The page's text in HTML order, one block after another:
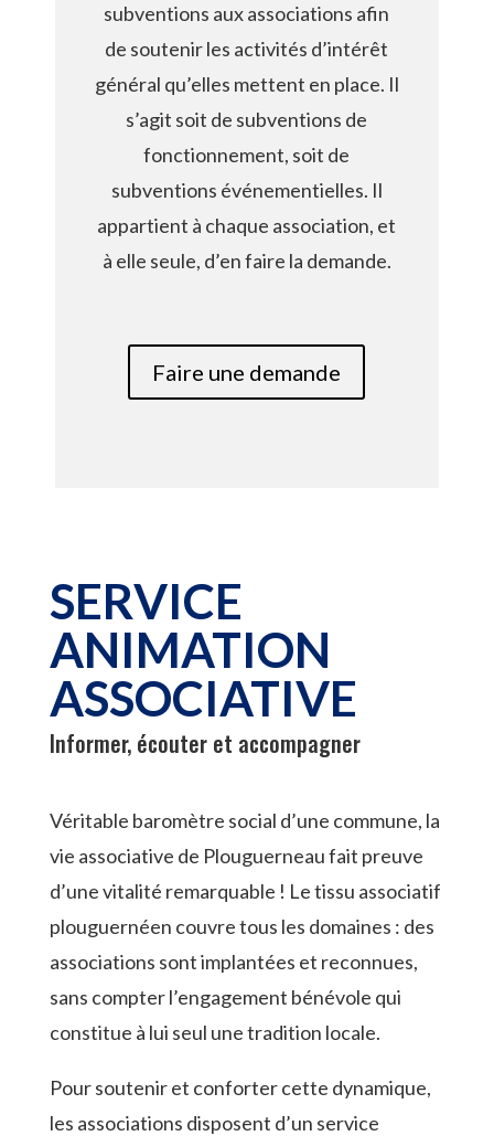
subventions aux associations afin
de soutenir les activités d’intérêt
général qu’elles mettent en place. Il
s’agit soit de subventions de
fonctionnement, soit de
subventions événementielles. Il
appartient à chaque association, et
à elle seule, d’en faire la demande.
Faire une demande
SERVICE
ANIMATION
ASSOCIATIVE
Informer, écouter et accompagner
Véritable baromètre social d’une commune, la
vie associative de Plouguerneau fait preuve
d’une vitalité remarquable ! Le tissu associatif
plouguernéen couvre tous les domaines : des
associations sont implantées et reconnues,
sans compter l’engagement bénévole qui
constitue à lui seul une tradition locale.
Pour soutenir et conforter cette dynamique,
les associations disposent d’un service